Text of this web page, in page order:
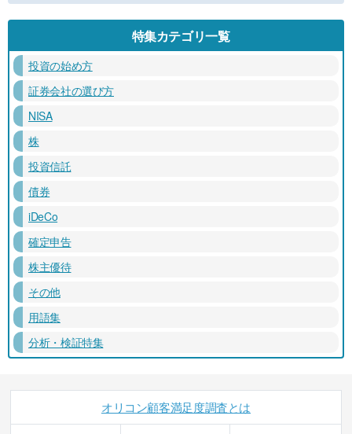
特集カテゴリ一覧
投資の始め方
証券会社の選び方
NISA
株
投資信託
債券
iDeCo
確定申告
株主優待
その他
用語集
分析・検証特集
オリコン顧客満足度調査とは